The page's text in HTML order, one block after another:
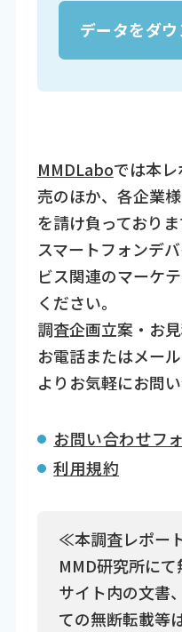
データをダ
MMDLaboでは本
売のほか、各企業
を請け負っておりま
スマートフォンデ
ビス関連のマーケ
ください。
調査企画立案・お見
お電話またはメー
よりお気軽にお問
お問い合わせフ
利用規約
≪本調査レポー
MMD研究所に
サイト内の文書
ての無断転載等